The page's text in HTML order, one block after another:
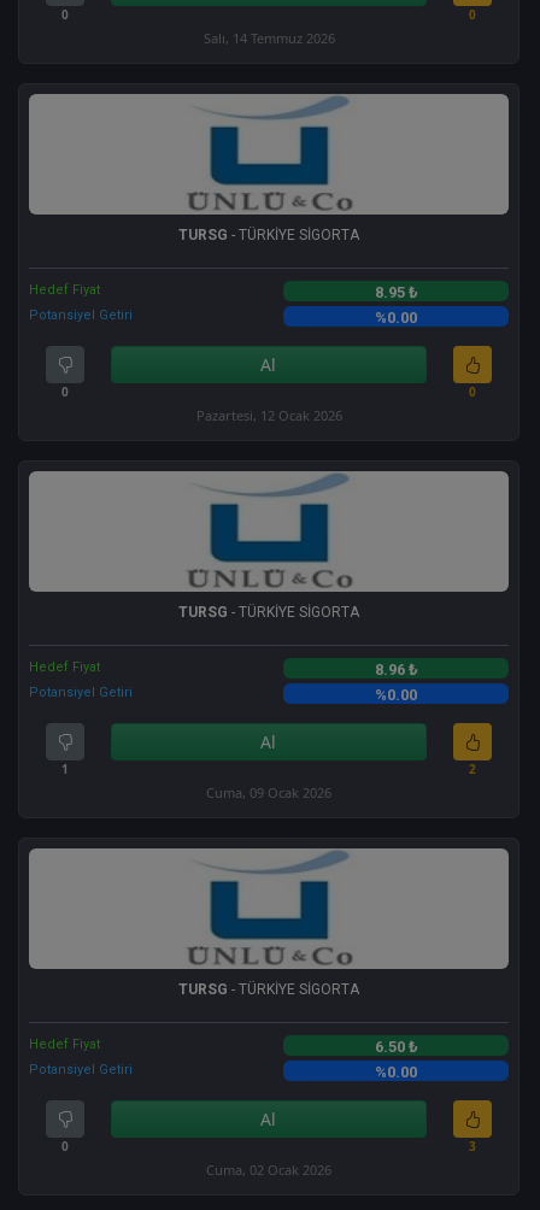
0 0
Salı, 14 Temmuz 2026
TURSG - TÜRKİYE SİGORTA
Hedef Fiyat 8.95 ₺
Potansiyel Getiri %0.00
0
Al
0
Pazartesi, 12 Ocak 2026
TURSG - TÜRKİYE SİGORTA
Hedef Fiyat 8.96 ₺
Potansiyel Getiri %0.00
1
Al
2
Cuma, 09 Ocak 2026
TURSG - TÜRKİYE SİGORTA
Hedef Fiyat 6.50 ₺
Potansiyel Getiri %0.00
0
Al
3
Cuma, 02 Ocak 2026